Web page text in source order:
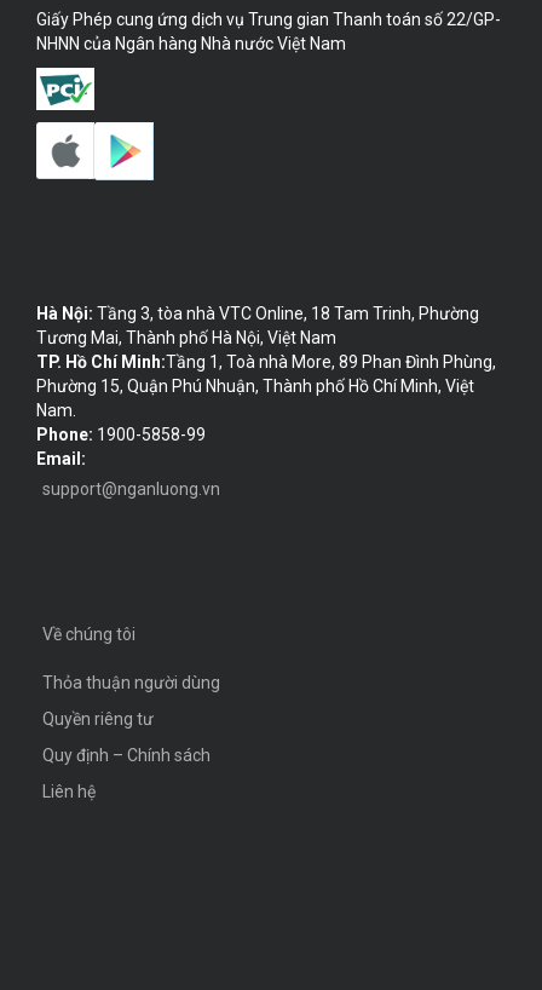
Giấy Phép cung ứng dịch vụ Trung gian Thanh toán số 22/GP-
NHNN của Ngân hàng Nhà nước Việt Nam
Hà Nội: Tầng 3, tòa nhà VTC Online, 18 Tam Trinh, Phường
Tương Mai, Thành phố Hà Nội, Việt Nam
TP. Hồ Chí Minh:Tầng 1, Toà nhà More, 89 Phan Đình Phùng,
Phường 15, Quận Phú Nhuận, Thành phố Hồ Chí Minh, Việt
Nam.
Phone: 1900-5858-99
Email:
support@nganluong.vn
Về chúng tôi
Thỏa thuận người dùng
Quyền riêng tư
Quy định – Chính sách
Liên hệ